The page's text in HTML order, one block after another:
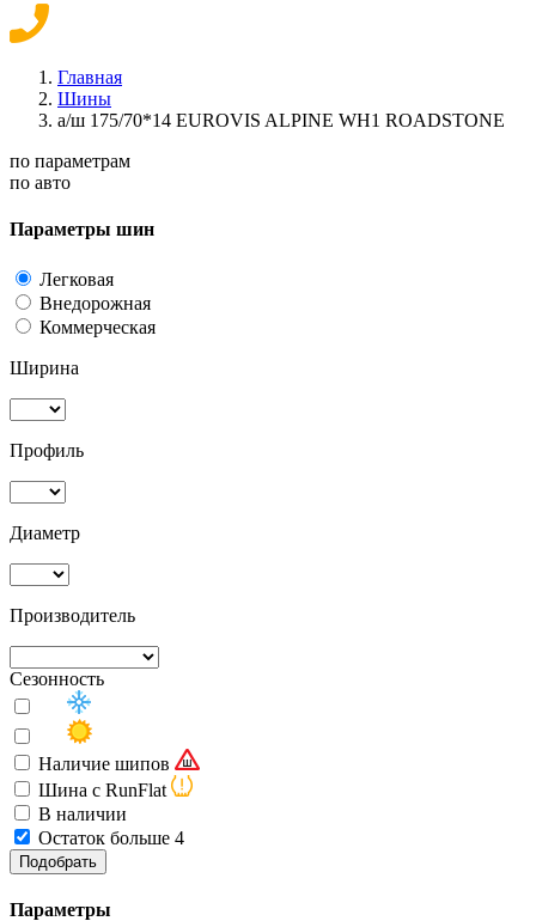
Главная
Шины
а/ш 175/70*14 EUROVIS ALPINE WH1 ROADSTONE
по параметрам
по авто
Параметры шин
Легковая
Внедорожная
Коммерческая
Ширина
Профиль
Диаметр
Производитель
Сезонность
Наличие шипов
Шина с RunFlat
В наличии
Остаток больше 4
Подобрать
Параметры